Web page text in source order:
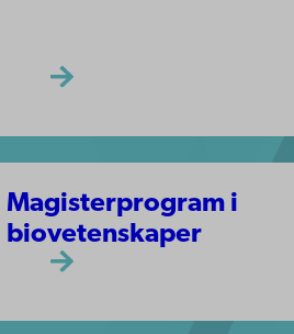
Magisterprogram i
biovetenskaper